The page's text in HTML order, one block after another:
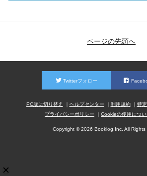
ページの先頭へ
Twitterフォロー
PC版に切り替え ヘルプセンター 利用規約
特
プライバシーポリシー
Cookieの使用につい
Copyright © 2026 Booklog,Inc. All Rights